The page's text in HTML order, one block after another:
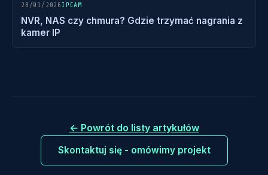
28/01/2026 IPCAM
NVR, NAS czy chmura? Gdzie trzymać nagrania z
kamer IP
← Powrót do listy artykułów
Skontaktuj się - omówimy projekt